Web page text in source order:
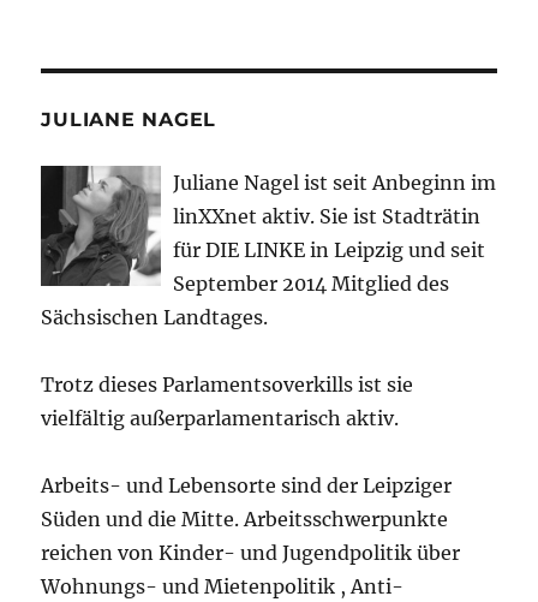
JULIANE NAGEL
Juliane Nagel ist seit Anbeginn im
linXXnet aktiv. Sie ist Stadträtin
für DIE LINKE in Leipzig und seit
September 2014 Mitglied des
Sächsischen Landtages.
Trotz dieses Parlamentsoverkills ist sie
vielfältig außerparlamentarisch aktiv.
Arbeits- und Lebensorte sind der Leipziger
Süden und die Mitte. Arbeitsschwerpunkte
reichen von Kinder- und Jugendpolitik über
Wohnungs- und Mietenpolitik , Anti-